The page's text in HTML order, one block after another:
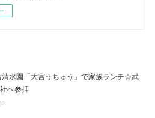
清水園「大宮うちゅう」で家族ランチ☆武
へ参拝